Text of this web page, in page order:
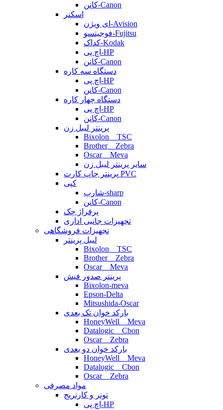
کانن-Canon
اسکنر
ای ویژن-Avision
فوجیتسو-Fujitsu
کداک-Kodak
اچ پی-HP
کانن-Canon
دستگاه سه کاره
اچ پی-HP
کانن-Canon
دستگاه چهار کاره
اچ پی-HP
کانن-Canon
پرینتر لیبل زن
Bixolon _ TSC
Brother _ Zebra
Oscar _ Meva
سایر پرینتر لیبل زن
پرینتر چاپ کارت PVC
کپی
شارپ-sharp
کانن-Canon
پرفراژ چک
تجهیزات جانبی اداری
تجهیزات فروشگاهی
لیبل پرینتر
Bixolon _ TSC
Brother _ Zebra
Oscar _ Meva
پرینتر صدور فیش
Bixolon-meva
Epson-Delta
Mitsushida-Oscar
بارکد خوان تک بعدی
HoneyWell _ Meva
Datalogic _ Cbon
Oscar _ Zebra
بارکد خوان دو بعدی
HoneyWell _ Meva
Datalogic _ Cbon
Oscar _ Zebra
مواد مصرفی
تونر و کارتریج
اچ پی-HP